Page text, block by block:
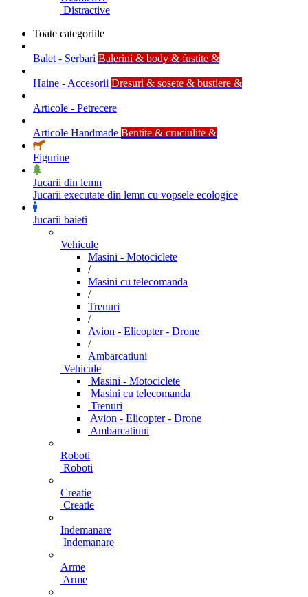
Distractive
Toate categoriile
Balet - Serbari Balerini & body & fustite &
Haine - Accesorii Dresuri & sosete & bustiere &
Articole - Petrecere
Articole Handmade Bentite & cruciulite &
Figurine
Jucarii din lemn
Jucarii executate din lemn cu vopsele ecologice
Jucarii baieti
Vehicule
Masini - Motociclete
/
Masini cu telecomanda
/
Trenuri
/
Avion - Elicopter - Drone
/
Ambarcatiuni
Vehicule
Masini - Motociclete
Masini cu telecomanda
Trenuri
Avion - Elicopter - Drone
Ambarcatiuni
Roboti
Roboti
Creatie
Creatie
Indemanare
Indemanare
Arme
Arme